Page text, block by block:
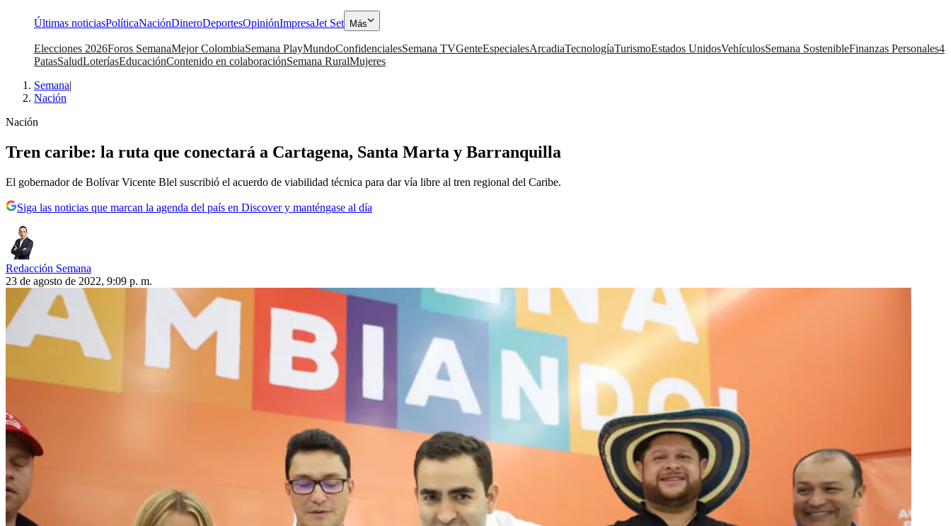
Últimas noticiasPolíticaNaciónDineroDeportesOpiniónImpresaJet Set Más
Elecciones 2026Foros SemanaMejor ColombiaSemana PlayMundoConfidencialesSemana TVGenteEspecialesArcadiaTecnologíaTurismoEstados UnidosVehículosSemana SostenibleFinanzas Personales4
PatasSaludLoteríasEducaciónContenido en colaboraciónSemana RuralMujeres
Semana|
Nación
Nación
Tren caribe: la ruta que conectará a Cartagena, Santa Marta y Barranquilla
El gobernador de Bolívar Vicente Blel suscribió el acuerdo de viabilidad técnica para dar vía libre al tren regional del Caribe.
Siga las noticias que marcan la agenda del país en Discover y manténgase al día
Redacción Semana
23 de agosto de 2022, 9:09 p. m.